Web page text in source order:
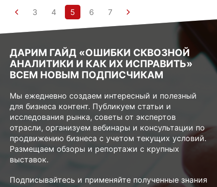
3 4 5 6 7
ДАРИМ ГАЙД «ОШИБКИ СКВОЗНОЙ
АНАЛИТИКИ И КАК ИХ ИСПРАВИТЬ»
ВСЕМ НОВЫМ ПОДПИСЧИКАМ
Мы ежедневно создаем интересный и полезный
для бизнеса контент. Публикуем статьи и
исследования рынка, советы от экспертов
отрасли, организуем вебинары и консультации по
продвижению бизнеса с учетом текущих условий.
Размещаем обзоры и репортажи с крупных
выставок.
Подписывайтесь и применяйте полученные знания